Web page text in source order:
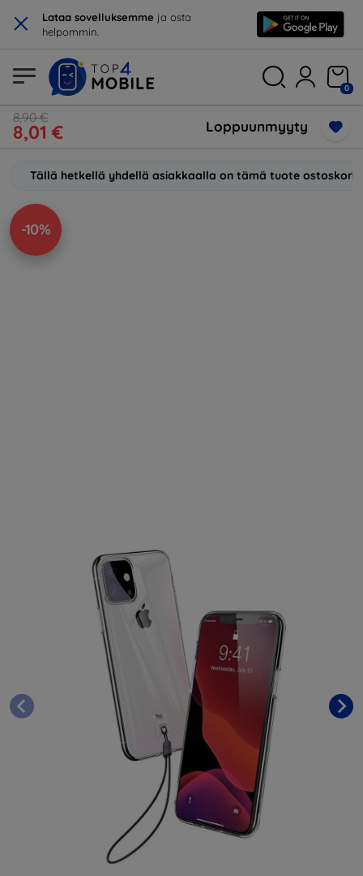
× Lataa sovelluksemme ja osta
helpommin.
0
8,90 €
8,01 € Loppuunmyyty
Tällä hetkellä yhdellä asiakkaalla on tämä tuote
-10%